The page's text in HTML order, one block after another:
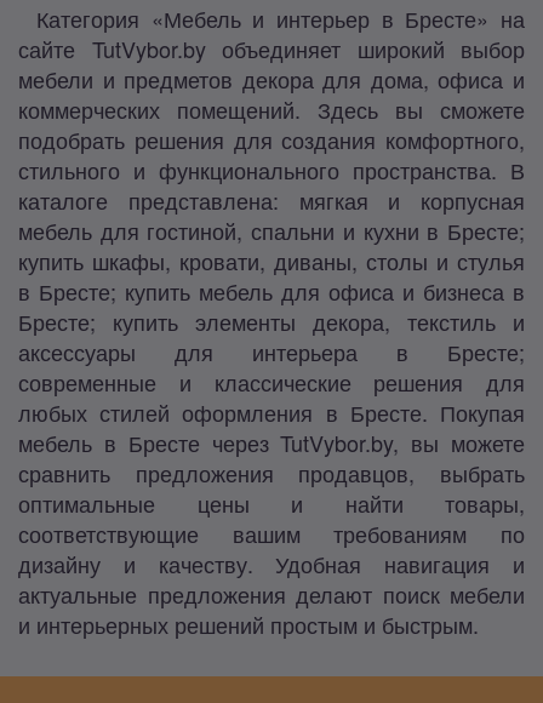
Категория «Мебель и интерьер в Бресте» на
сайте TutVybor.by объединяет широкий выбор
мебели и предметов декора для дома, офиса и
коммерческих помещений. Здесь вы сможете
подобрать решения для создания комфортного,
стильного и функционального пространства. В
каталоге представлена: мягкая и корпусная
мебель для гостиной, спальни и кухни в Бресте;
купить шкафы, кровати, диваны, столы и стулья
в Бресте; купить мебель для офиса и бизнеса в
Бресте; купить элементы декора, текстиль и
аксессуары для интерьера в Бресте;
современные и классические решения для
любых стилей оформления в Бресте. Покупая
мебель в Бресте через TutVybor.by, вы можете
сравнить предложения продавцов, выбрать
оптимальные цены и найти товары,
соответствующие вашим требованиям по
дизайну и качеству. Удобная навигация и
актуальные предложения делают поиск мебели
и интерьерных решений простым и быстрым.